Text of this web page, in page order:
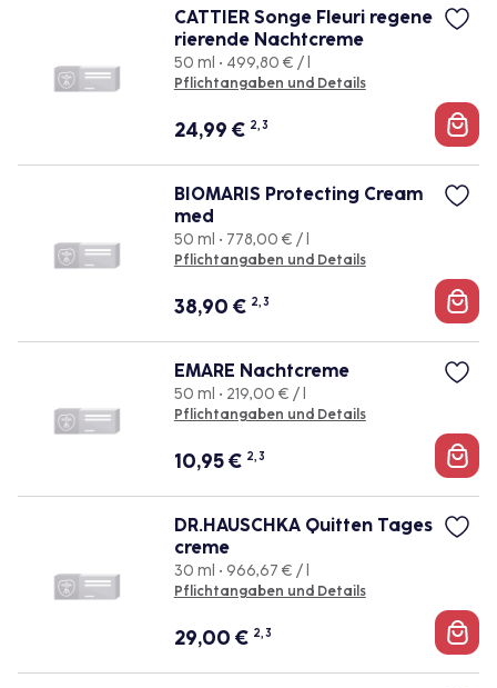
CATTIER Songe Fleuri regene
rierende Nachtcreme
50 ml • 499,80 € / l
Pflichtangaben und Details
24,99 € 2, 3
BIOMARIS Protecting Cream
med
50 ml • 778,00 € / l
Pflichtangaben und Details
38,90 € 2, 3
EMARE Nachtcreme
50 ml • 219,00 € / l
Pflichtangaben und Details
10,95€ 2, 3
DR.HAUSCHKA Quitten Tages
creme
30 ml • 966,67 € / l
Pflichtangaben und Details
29,00 € 2, 3